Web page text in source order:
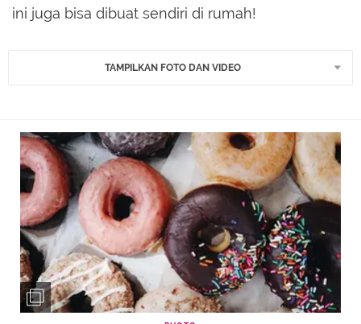
ini juga bisa dibuat sendiri di rumah!
TAMPILKAN FOTO DAN VIDEO